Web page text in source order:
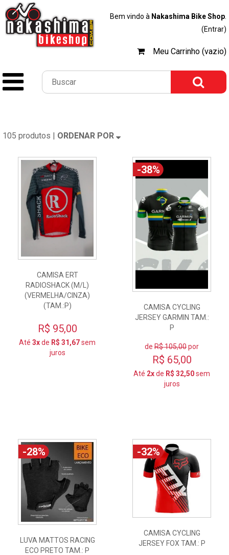
Bem vindo à Nakashima Bike Shop.
(Entrar)
Meu Carrinho (vazio)
105 produtos | ORDENAR POR
CAMISA ERT
RADIOSHACK (M/L)
(VERMELHA/CINZA)
(TAM.:P)
R$ 95,00
Até 3xde R$ 31,67sem
juros
-38%
CAMISA CYCLING
JERSEY GARMIN TAM.:
P
de R$ 105,00por
R$ 65,00
Até 2xde R$ 32,50sem
juros
-28%
LUVA MATTOS RACING
ECO PRETO TAM.: P
-32%
CAMISA CYCLING
JERSEY FOX TAM.: P